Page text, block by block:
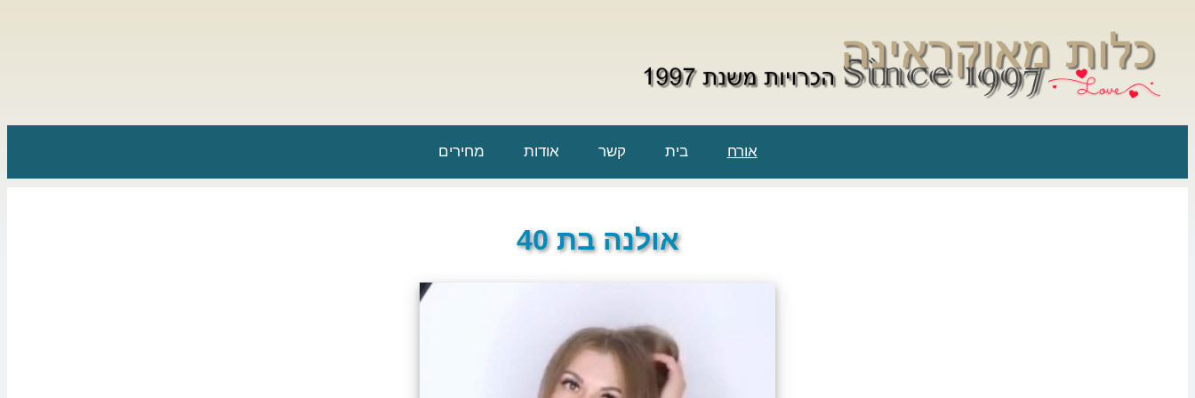
אורח בית קשר אודות מחירים
אולנה בת 40